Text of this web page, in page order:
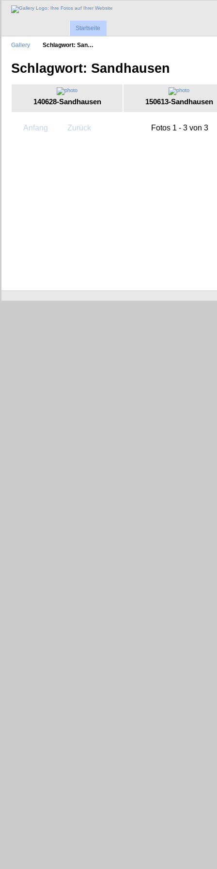
Startseite
Gallery Schlagwort: San…
Schlagwort: Sandhausen
140628-Sandhausen 150613-Sandhausen
Anfang Zurück Fotos 1 - 3 von 3